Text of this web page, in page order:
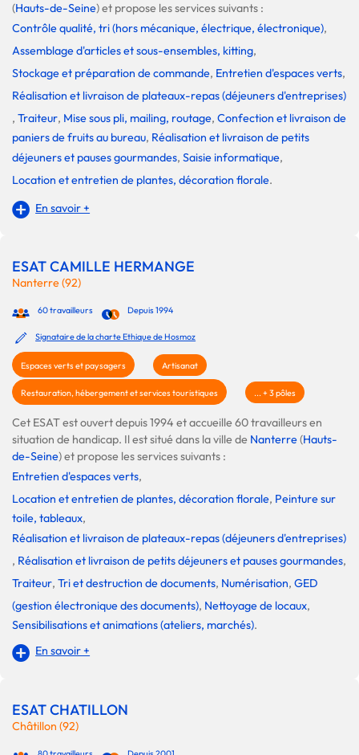
(Hauts-de-Seine) et propose les services suivants :
Contrôle qualité, tri (hors mécanique, électrique, électronique),
Assemblage d'articles et sous-ensembles, kitting,
Stockage et préparation de commande, Entretien d'espaces verts,
Réalisation et livraison de plateaux-repas (déjeuners d'entreprises)
, Traiteur, Mise sous pli, mailing, routage, Confection et livraison de
paniers de fruits au bureau, Réalisation et livraison de petits
déjeuners et pauses gourmandes, Saisie informatique,
Location et entretien de plantes, décoration florale.
En savoir +
ESAT CAMILLE HERMANGE
Nanterre (92)
60 travailleurs Depuis 1994
Signataire de la charte Ethique de Hosmoz
Espaces verts et paysagers Artisanat
Restauration, hébergement et services touristiques ... + 3 pôles
Cet ESAT est ouvert depuis 1994 et accueille 60 travailleurs en
situation de handicap. Il est situé dans la ville de Nanterre(Hauts-
de-Seine) et propose les services suivants :
Entretien d'espaces verts,
Location et entretien de plantes, décoration florale, Peinture sur
toile, tableaux,
Réalisation et livraison de plateaux-repas (déjeuners d'entreprises)
, Réalisation et livraison de petits déjeuners et pauses gourmandes,
Traiteur, Tri et destruction de documents, Numérisation, GED
(gestion électronique des documents), Nettoyage de locaux,
Sensibilisations et animations (ateliers, marchés).
En savoir +
ESAT CHATILLON
Châtillon (92)